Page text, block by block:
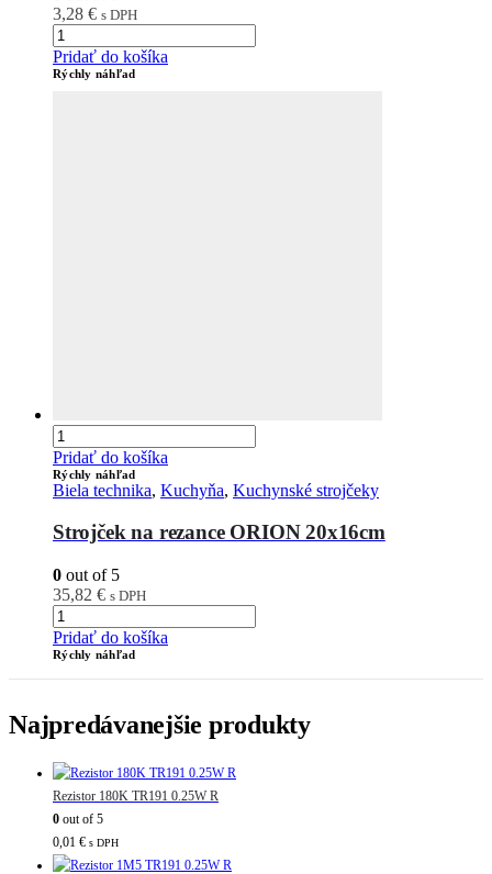
3,28 € s DPH
Pridať do košíka
Rýchly náhľad
Pridať do košíka
Rýchly náhľad
Biela technika, Kuchyňa, Kuchynské strojčeky
Strojček na rezance ORION 20x16cm
0 out of 5
35,82 € s DPH
Pridať do košíka
Rýchly náhľad
Najpredávanejšie produkty
Rezistor 180K TR191 0.25W R
0 out of 5
0,01 € s DPH